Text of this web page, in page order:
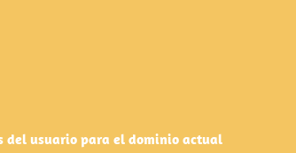
del usuario para el dominio actual